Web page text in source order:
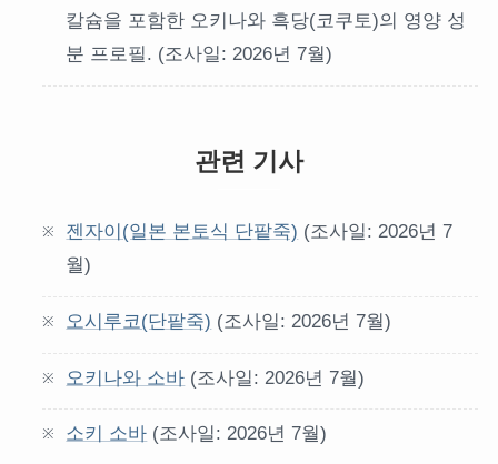
칼슘을 포함한 오키나와 흑당(코쿠토)의 영양 성
분 프로필. (조사일: 2026년 7월)
관련 기사
젠자이(일본 본토식 단팥죽) (조사일: 2026년 7
월)
오시루코(단팥죽) (조사일: 2026년 7월)
오키나와 소바 (조사일: 2026년 7월)
소키 소바 (조사일: 2026년 7월)